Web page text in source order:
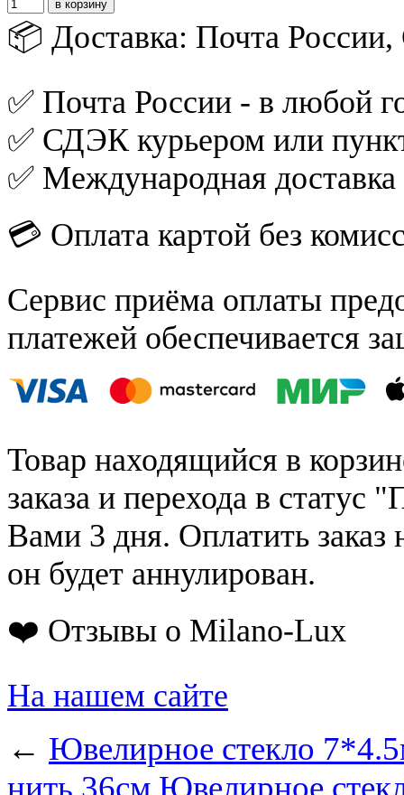
📦 Доставка: Почта
✅ Почта России - в любой
✅ СДЭК курьером или
✅ Международная
💳 Оплата картой без
Сервис приёма оплаты
платежей обеспечивается
Товар находящийся в
заказа и перехода в статус
Вами 3 дня. Оплатить заказ
он будет аннулирован.
❤️ Отзывы о Milano-Lux
На нашем сайте
← Ювелирное стекло
нить 36см Ювелирное